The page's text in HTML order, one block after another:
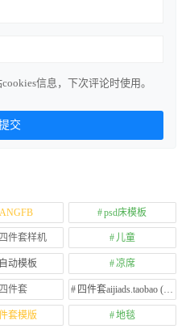
信息，下次评论时使用。
psd床模板
件套样机 儿童
动模板 凉席
四件套 四件套aijiads.taobao (1639)
套模版 地毯